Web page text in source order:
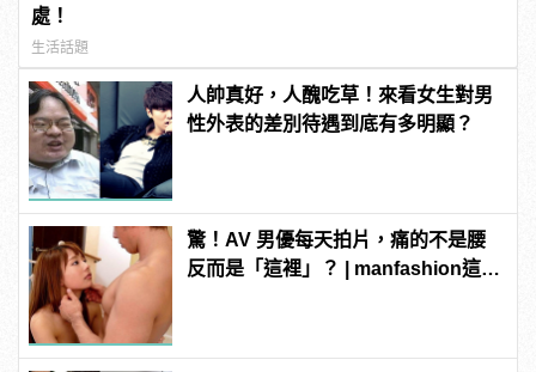
處！
生活話題
人帥真好，人醜吃草！來看女生對男
性外表的差別待遇到底有多明顯？
驚！AV 男優每天拍片，痛的不是腰
反而是「這裡」？ | manfashion這樣